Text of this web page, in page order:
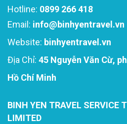
Hotline: 0899 266 418
Email: info@binhyentravel.vn
Website: binhyentravel.vn
Địa Chỉ: 45 Nguyễn Văn Cừ,
Hồ Chí Minh
BINH YEN TRAVEL SERVICE
LIMITED